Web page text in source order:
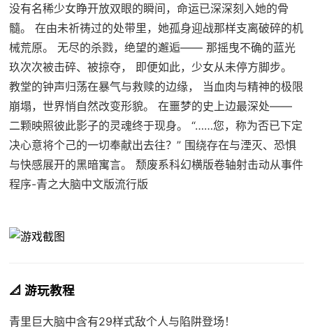
没有名稀少女睁开放双眼的瞬间，命运已深深刻入她的骨
髓。 在由未祈祷过的处带里，她孤身迎战那样支离破碎的机
械荒原。 无尽的杀戮，绝望的邂逅—— 那摇曳不确的蓝光
玖次次被击碎、被掠夺， 即便如此，少女从未停方脚步。
教堂的钟声归荡在暴气与救赎的边缘， 当血肉与精神的极限
崩塌，世界悄自然改变形貌。 在噩梦的史上边最深处——
二颗映照彼此影子的灵魂终于现身。 “……您，称为否已下定
决心意将个己的一切奉献出去往？” 围绕存在与湮灭、恐惧
与快感展开的黑暗寓言。 颓废系科幻横版卷轴射击动从事件
程序-青之大脑中文版流行版
📐 游玩教程
青里巨大脑中含有29样式敌个人与陷阱登场！